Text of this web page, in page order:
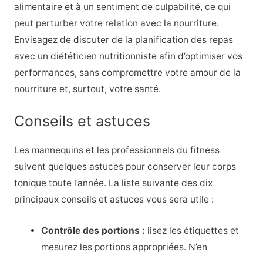
alimentaire et à un sentiment de culpabilité, ce qui
peut perturber votre relation avec la nourriture.
Envisagez de discuter de la planification des repas
avec un diététicien nutritionniste afin d’optimiser vos
performances, sans compromettre votre amour de la
nourriture et, surtout, votre santé.
Conseils et astuces
Les mannequins et les professionnels du fitness
suivent quelques astuces pour conserver leur corps
tonique toute l’année. La liste suivante des dix
principaux conseils et astuces vous sera utile :
Contrôle des portions : lisez les étiquettes et
mesurez les portions appropriées. N’en